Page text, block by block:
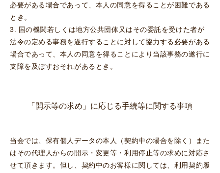
必要がある場合であって、本人の同意を得ることが困難である
とき。
3. 国の機関若しくは地方公共団体又はその委託を受けた者が
法令の定める事務を遂行することに対して協力する必要がある
場合であって、本人の同意を得ることにより当該事務の遂行に
支障を及ぼすおそれがあるとき。
「開示等の求め」に応じる手続等に関する事項
当会では、保有個人データの本人（契約中の場合を除く）また
はその代理人からの開示・変更等・利用停止等の求めに対応さ
せて頂きます。但し、契約中のお客様に関しては、利用契約履